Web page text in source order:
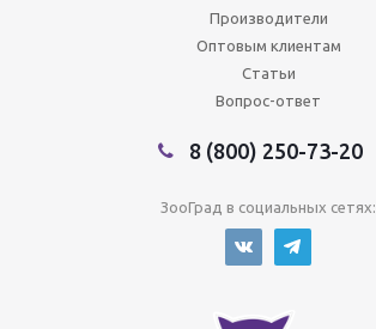
Производители
Оптовым клиентам
Статьи
Вопрос-ответ
8 (800) 250-73-20
ЗооГрад в социальных сетях: